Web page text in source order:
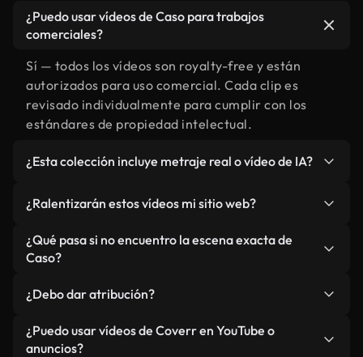
¿Puedo usar vídeos de Caso para trabajos
comerciales?
Sí — todos los vídeos son royalty-free y están
autorizados para uso comercial. Cada clip es
revisado individualmente para cumplir con los
estándares de propiedad intelectual.
¿Esta colección incluye metraje real o vídeo de IA?
relacionado con Caso y vídeos generados por IA.
Todo está claramente etiquetado.
¿Ralentizarán estos vídeos mi sitio web?
No si selecciona nuestras versiones optimizadas
para web, diseñadas específicamente para uso de
métricas como LCP.
¿Qué pasa si no encuentro la escena exacta de
Caso?
Studio. Describe la escena, como "Caso al
atardecer", y la IA la generará en segundos
conforme a nuestros estándares.
¿Debo dar atribución?
No es necesario. Todos los vídeos en nuestra
biblioteca son royalty-free, aunque siempre se
¿Puedo usar vídeos de Coverr en YouTube o
anuncios?